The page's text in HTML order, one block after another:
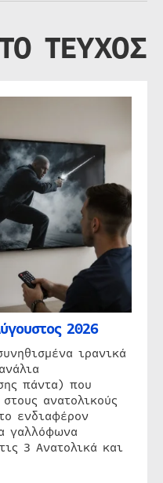
ΤΕΥΧΟΣ
2026
ιρανικά
πάντα) που
ανατολικούς
ενδιαφέρον
γαλλόφωνα
3 Ανατολικά και